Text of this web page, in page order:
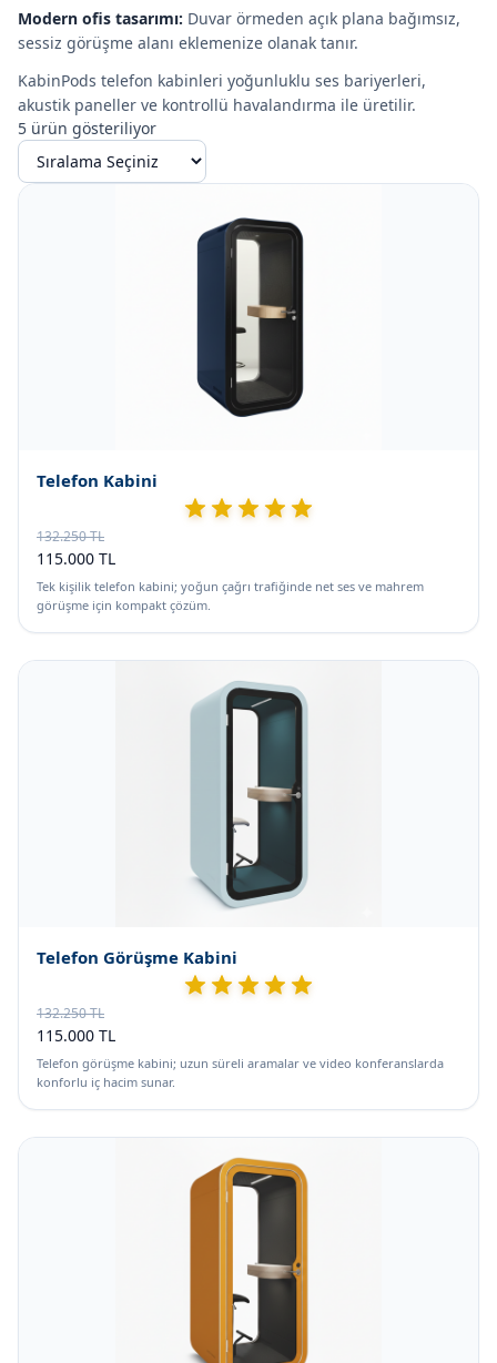
Modern ofis tasarımı: Duvar örmeden açık plana bağımsız,
sessiz görüşme alanı eklemenize olanak tanır.
KabinPods telefon kabinleri yoğunluklu ses bariyerleri,
akustik paneller ve kontrollü havalandırma ile üretilir.
5 ürün gösteriliyor
Telefon Kabini
132.250 TL
115.000 TL
Tek kişilik telefon kabini; yoğun çağrı trafiğinde net ses ve mahrem
görüşme için kompakt çözüm.
Telefon Görüşme Kabini
132.250 TL
115.000 TL
Telefon görüşme kabini; uzun süreli aramalar ve video konferanslarda
konforlu iç hacim sunar.